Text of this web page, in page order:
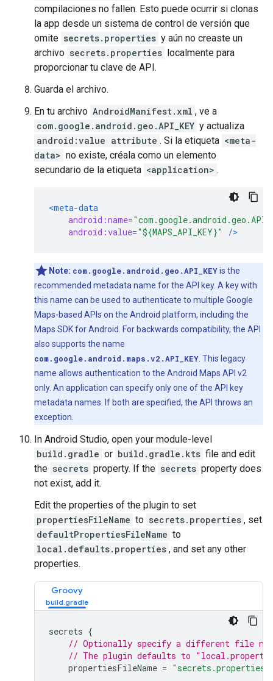
compilaciones no fallen. Esto puede ocurrir si clonas
la app desde un sistema de control de versión que
omite secrets.properties y aún no creaste un
archivo secrets.properties localmente para
proporcionar tu clave de API.
Guarda el archivo.
En tu archivo AndroidManifest.xml , ve a
com.google.android.geo.API_KEY y actualiza
android:value attribute . Si la etiqueta <meta-
data> no existe, créala como un elemento
secundario de la etiqueta <application> .
<meta-data
android:name=
android:value="${MAPS_API_KEY}" />
Note: com.google.android.geo.API_KEYis the
recommended metadata name for the API key. A key with
this name can be used to authenticate to multiple Google
Maps-based APIs on the Android platform, including the
Maps SDK for Android. For backwards compatibility, the API
also supports the name
com.google.android.maps.v2.API_KEY . This legacy
name allows authentication to the Android Maps API v2
only. An application can specify only one of the API key
metadata names. If both are specified, the API throws an
exception.
In Android Studio, open your module-level
build.gradle or build.gradle.kts file and edit
the secrets property. If the secrets property does
not exist, add it.
Edit the properties of the plugin to set
propertiesFileName to secrets.properties , set
defaultPropertiesFileName to
local.defaults.properties , and set any other
properties.
Groovy
secrets {
// Optionally specify a different file
// The plugin defaults to
propertiesFileName = "secrets.properties"